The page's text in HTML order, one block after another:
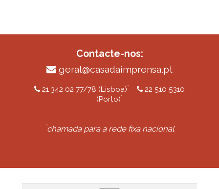
Contacte-nos:
geral@casadaimprensa.pt
21 342 02 77/78 (Lisboa)*
22 510 5310
(Porto)*
*chamada para a rede fixa nacional